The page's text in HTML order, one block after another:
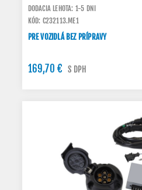
DODACIA LEHOTA: 1-5 DNI
KÓD: C232113.ME1
PRE VOZIDLÁ BEZ PRÍPRAVY
169,70 € S DPH